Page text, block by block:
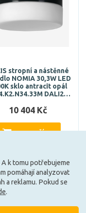
stropní a nástěnné
NOMIA 30,3W LED
sklo antracit opál
DALI2…
10 404 Kč
DO KOŠÍKU
být u Vás 7. 9.
A k tomu potřebujeme
pomáhají analyzovat
a reklamu. Pokud se
.